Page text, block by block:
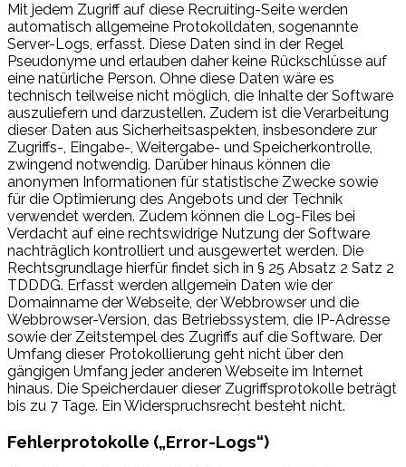
Mit jedem Zugriff auf diese Recruiting-Seite werden
automatisch allgemeine Protokolldaten, sogenannte
Server-Logs, erfasst. Diese Daten sind in der Regel
Pseudonyme und erlauben daher keine Rückschlüsse auf
eine natürliche Person. Ohne diese Daten wäre es
technisch teilweise nicht möglich, die Inhalte der Software
auszuliefern und darzustellen. Zudem ist die Verarbeitung
dieser Daten aus Sicherheitsaspekten, insbesondere zur
Zugriffs-, Eingabe-, Weitergabe- und Speicherkontrolle,
zwingend notwendig. Darüber hinaus können die
anonymen Informationen für statistische Zwecke sowie
für die Optimierung des Angebots und der Technik
verwendet werden. Zudem können die Log-Files bei
Verdacht auf eine rechtswidrige Nutzung der Software
nachträglich kontrolliert und ausgewertet werden. Die
Rechtsgrundlage hierfür findet sich in § 25 Absatz 2 Satz 2
TDDDG. Erfasst werden allgemein Daten wie der
Domainname der Webseite, der Webbrowser und die
Webbrowser-Version, das Betriebssystem, die IP-Adresse
sowie der Zeitstempel des Zugriffs auf die Software. Der
Umfang dieser Protokollierung geht nicht über den
gängigen Umfang jeder anderen Webseite im Internet
hinaus. Die Speicherdauer dieser Zugriffsprotokolle beträgt
bis zu 7 Tage. Ein Widerspruchsrecht besteht nicht.
Fehlerprotokolle („Error-Logs“)